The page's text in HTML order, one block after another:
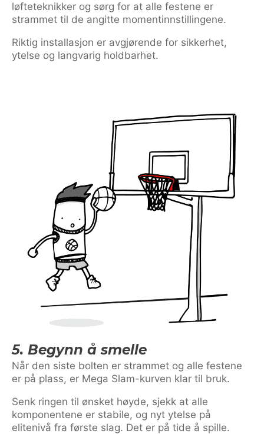
løfteteknikker og sørg for at alle festene er
strammet til de angitte momentinnstillingene.
Riktig installasjon er avgjørende for sikkerhet,
ytelse og langvarig holdbarhet.
5. Begynn å smelle
Når den siste bolten er strammet og alle festene
er på plass, er Mega Slam-kurven klar til bruk.
Senk ringen til ønsket høyde, sjekk at alle
komponentene er stabile, og nyt ytelse på
elitenivå fra første slag. Det er på tide å spille.